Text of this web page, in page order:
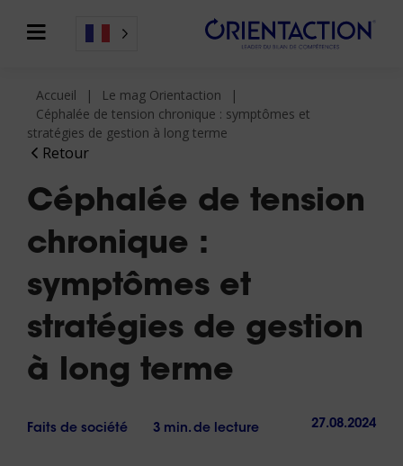
Retour
Accueil
Le mag Orientaction
Céphalée de tension chronique : symptômes et
stratégies de gestion à long terme
Céphalée de tension
chronique :
symptômes et
stratégies de gestion
à long terme
Faits de société 3 min. de lecture 27.08.2024